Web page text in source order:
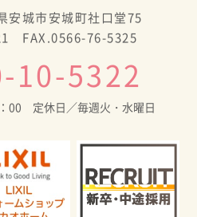
安城市安城町社口堂75
FAX.0566-76-5325
10-5322
00 定休日／毎週火・水曜日